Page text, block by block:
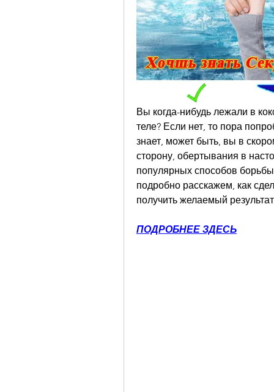
Вы когда-нибудь лежали в
теле? Если нет, то пора
знает, может быть, вы в
сторону, обертывания в
популярных способов
подробно расскажем, как
получить желаемый
ПОДРОБНЕЕ ЗДЕСЬ